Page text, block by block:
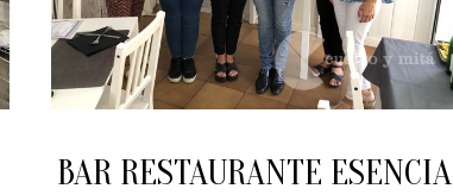
BAR RESTAURANTE ESENCIA